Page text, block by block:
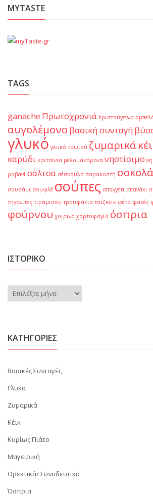
MYTASTE
TAGS
ganache Πρωτοχρονιά Χριστούγεννα
αυγολέμονο βασική συνταγή
γλυκό γλυκό ταψιού ζυμαρικά
καρύδι κριτσίνια μελομακάρονα νηστίσιμο
ραβανί σάλτσα σέσκουλα σαρακοστή
σουσάμι σουφλέ σούπες σπαγγέτι σπανάκι
τηγανιτές τιραμισού τρουφάκια τσίζκεικ φέτα φακές
φούρνου χοιρινό χορτοφαγία όσπρια
ΙΣΤΟΡΙΚΌ
Ιστορικό
KΑΤΗΓΟΡΊΕΣ
Βασικές Συνταγές
Γλυκά
Ζυμαρικά
Κέικ
Κυρίως Πιάτο
Μαγειρική
Ορεκτικά/ Συνοδευτικά
Όσπρια